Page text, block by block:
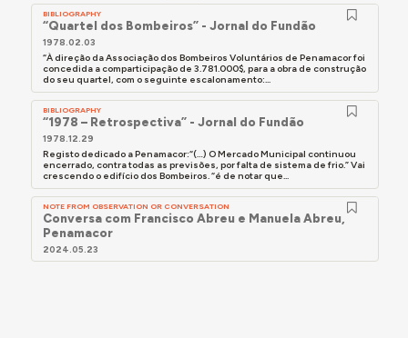
BIBLIOGRAPHY
“Quartel dos Bombeiros” - Jornal do Fundão
1978.02.03
“À direção da Associação dos Bombeiros Voluntários de Penamacor foi
concedida a comparticipação de 3.781.000$, para a obra de construção
do seu quartel, com o seguinte escalonamento:...
BIBLIOGRAPHY
“1978 – Retrospectiva” - Jornal do Fundão
1978.12.29
Registo dedicado a Penamacor:“(…) O Mercado Municipal continuou
encerrado, contra todas as previsões, por falta de sistema de frio.” Vai
crescendo o edifício dos Bombeiros. “é de notar que...
NOTE FROM OBSERVATION OR CONVERSATION
Conversa com Francisco Abreu e Manuela Abreu,
Penamacor
2024.05.23